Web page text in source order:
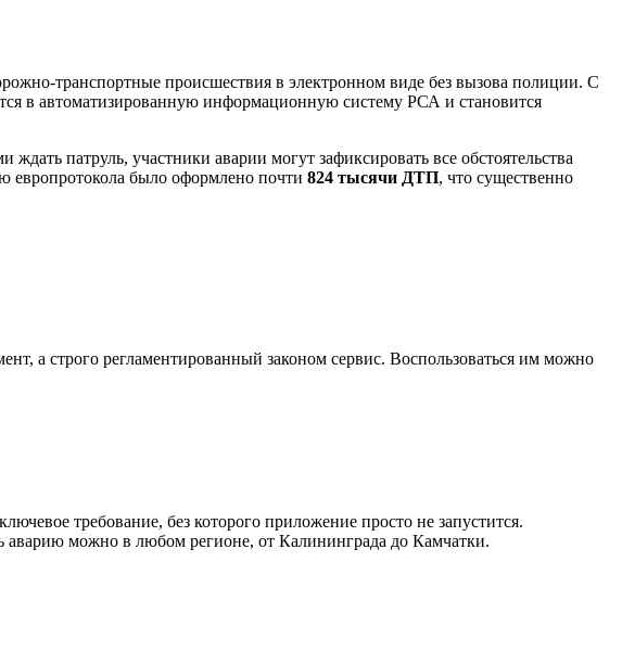
транспортные происшествия в электронном виде без вызова полиции. С
в автоматизированную информационную систему РСА и становится
патруль, участники аварии могут зафиксировать все обстоятельства
было оформлено почти 824 тысячи ДТП, что существенно
а строго регламентированный законом сервис. Воспользоваться им можно
требование, без которого приложение просто не запустится.
аварию можно в любом регионе, от Калининграда до Камчатки.